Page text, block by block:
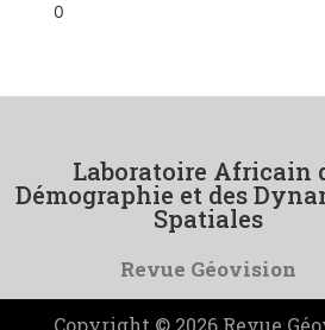
0
Laboratoire Africain
Démographie et des
Spatiales
Revue Géovision
Copyright © 2026 Revue